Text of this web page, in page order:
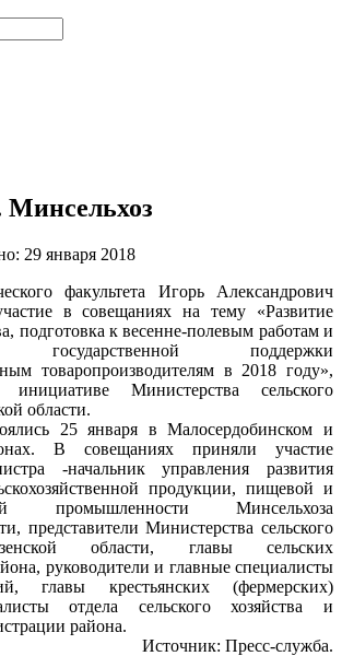
29 января 2018
факультета Игорь Александрович
в совещаниях на тему «Развитие
подготовка к весенне-полевым работам и
государственной поддержки
товаропроизводителям в 2018 году»,
Министерства сельского
области.
25 января в Малосердобинском и
В совещаниях приняли участие
-начальник управления развития
продукции, пищевой и
промышленности Минсельхоза
представители Министерства сельского
области, главы сельских
руководители и главные специалисты
главы крестьянских (фермерских)
отдела сельского хозяйства и
района.
Источник: Пресс-служба.